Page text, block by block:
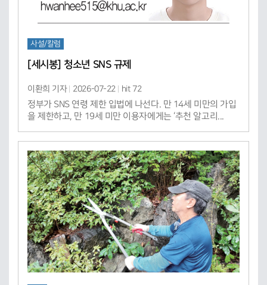
사설/칼럼
[세시봉] 청소년 SNS 규제
이환희 기자 2026-07-22
hit 72
정부가 SNS 연령 제한 입법에 나선다. 만 14세 미만의 가입
을 제한하고, 만 19세 미만 이용자에게는 ‘추천 알고리...